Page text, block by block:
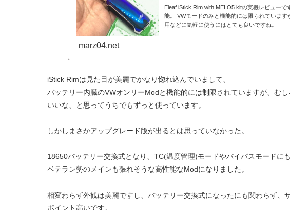
Eleaf iStick Rim with MELO5 kitの実機レビュー
能。 VWモードのみと機能的には限られていま
用などに気軽に使うにはとても良いですね。
marz04.net
iStick Rimは見た目が美麗でかなり惚れ込んでいまして、
バッテリー内臓のVWオンリーModと機能的には制限されていますが、む
いいな、と思ってうちでもずっと使っています。
しかしまさかアップグレード版が出るとは思っていなかった。
18650バッテリー交換式となり、TC(温度管理)モードやバイパスモードにも
ベテラン勢のメインも張れそうな高性能なModになりました。
相変わらず外観は美麗ですし、バッテリー交換式になったにも関わらず、
ポイント高いです。